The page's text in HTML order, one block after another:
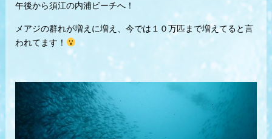
午後から須江の内浦ビーチへ！
メアジの群れが増えに増え、今では１０万匹まで増えてると言
われてます！